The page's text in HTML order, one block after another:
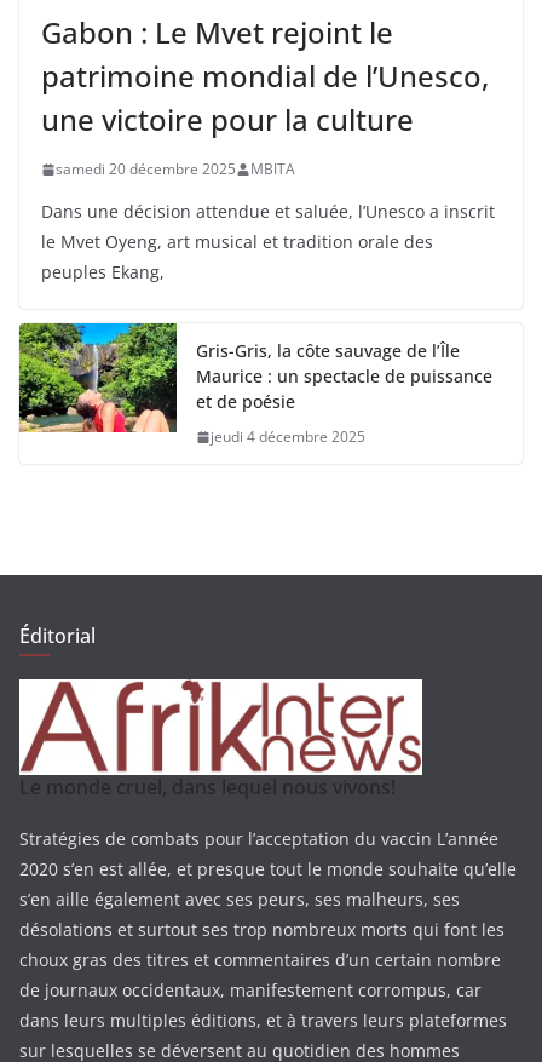
Gabon : Le Mvet rejoint le
patrimoine mondial de l’Unesco,
une victoire pour la culture
samedi 20 décembre 2025 MBITA
Dans une décision attendue et saluée, l’Unesco a inscrit
le Mvet Oyeng, art musical et tradition orale des
peuples Ekang,
Gris-Gris, la côte sauvage de l’Île
Maurice : un spectacle de puissance
et de poésie
jeudi 4 décembre 2025
Éditorial
Le monde cruel, dans lequel nous vivons!
Stratégies de combats pour l’acceptation du vaccin L’année
2020 s’en est allée, et presque tout le monde souhaite qu’elle
s’en aille également avec ses peurs, ses malheurs, ses
désolations et surtout ses trop nombreux morts qui font les
choux gras des titres et commentaires d’un certain nombre
de journaux occidentaux, manifestement corrompus, car
dans leurs multiples éditions, et à travers leurs plateformes
sur lesquelles se déversent au quotidien des hommes